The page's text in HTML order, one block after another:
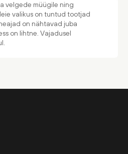
velgede müügile ning
valikus on tuntud tootjad
on nähtavad juba
on lihtne. Vajadusel